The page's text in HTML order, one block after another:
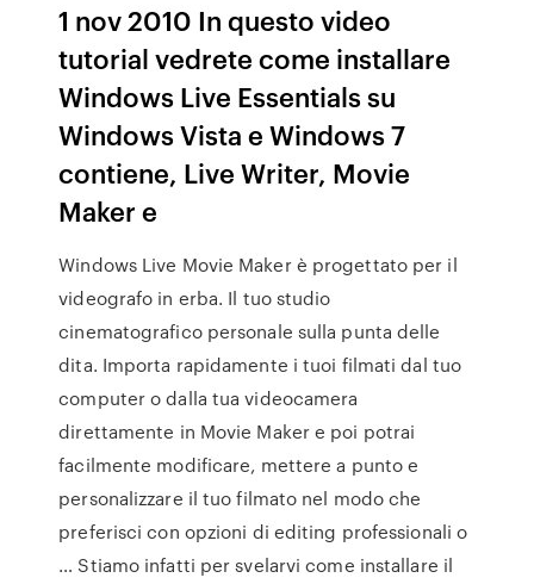
1 nov 2010 In questo video
tutorial vedrete come installare
Windows Live Essentials su
Windows Vista e Windows 7
contiene, Live Writer, Movie
Maker e
Windows Live Movie Maker è progettato per il
videografo in erba. Il tuo studio
cinematografico personale sulla punta delle
dita. Importa rapidamente i tuoi filmati dal tuo
computer o dalla tua videocamera
direttamente in Movie Maker e poi potrai
facilmente modificare, mettere a punto e
personalizzare il tuo filmato nel modo che
preferisci con opzioni di editing professionali o
… Stiamo infatti per svelarvi come installare il